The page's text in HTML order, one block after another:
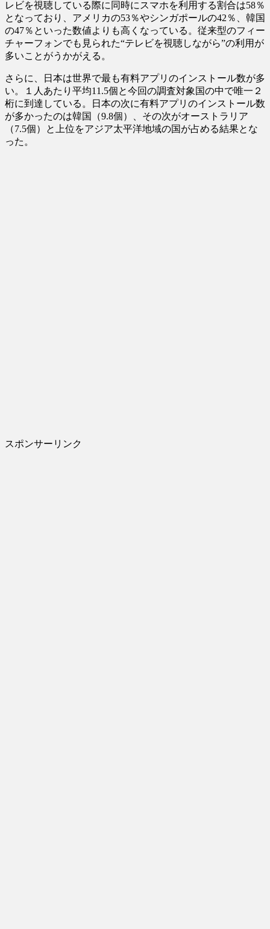
レビを視聴している際に同時にスマホを利用する割合は58％
となっており、アメリカの53％やシンガポールの42％、韓国
の47％といった数値よりも高くなっている。従来型のフィー
チャーフォンでも見られた“テレビを視聴しながら”の利用が
多いことがうかがえる。
さらに、日本は世界で最も有料アプリのインストール数が多
い。１人あたり平均11.5個と今回の調査対象国の中で唯一２
桁に到達している。日本の次に有料アプリのインストール数
が多かったのは韓国（9.8個）、その次がオーストラリア
（7.5個）と上位をアジア太平洋地域の国が占める結果とな
った。
スポンサーリンク